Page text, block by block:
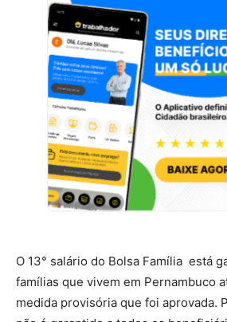
O 13° salário do Bolsa Família está
famílias que vivem em Pernambuco
medida provisória que foi aprovada.